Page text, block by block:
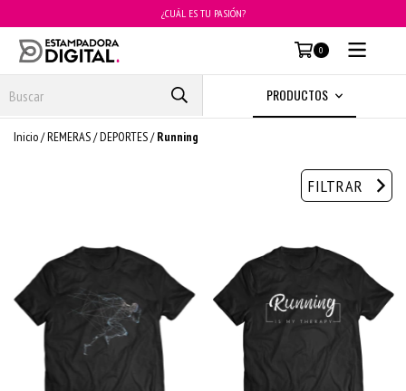
¿CUÁL ES TU PASIÓN?
0
PRODUCTOS
Inicio/REMERAS/DEPORTES/ Running
FILTRAR